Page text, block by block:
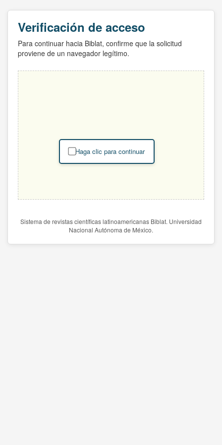
Verificación de acceso
Para continuar hacia Biblat, confirme que la solicitud
proviene de un navegador legítimo.
Haga clic para continuar
Sistema de revistas científicas latinoamericanas Biblat. Universidad
Nacional Autónoma de México.